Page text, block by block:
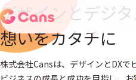
デザインとデジ
想いをカタチに
株式会社Cansは、デザインとDXで